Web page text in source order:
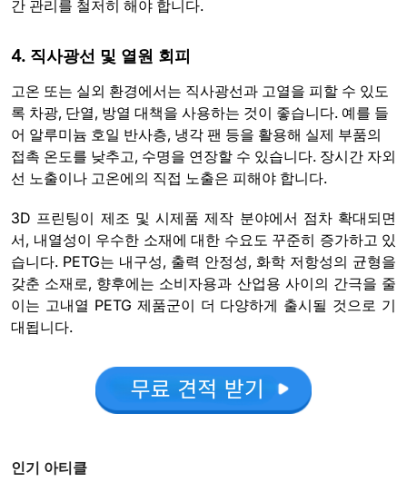
간 관리를 철저히 해야 합니다.
4. 직사광선 및 열원 회피
고온 또는 실외 환경에서는 직사광선과 고열을 피할 수 있도
록 차광, 단열, 방열 대책을 사용하는 것이 좋습니다. 예를 들
어 알루미늄 호일 반사층, 냉각 팬 등을 활용해 실제 부품의
접촉 온도를 낮추고, 수명을 연장할 수 있습니다. 장시간 자외
선 노출이나 고온에의 직접 노출은 피해야 합니다.
3D 프린팅이 제조 및 시제품 제작 분야에서 점차 확대되면
서, 내열성이 우수한 소재에 대한 수요도 꾸준히 증가하고 있
습니다. PETG는 내구성, 출력 안정성, 화학 저항성의 균형을
갖춘 소재로, 향후에는 소비자용과 산업용 사이의 간극을 줄
이는 고내열 PETG 제품군이 더 다양하게 출시될 것으로 기
대됩니다.
인기 아티클